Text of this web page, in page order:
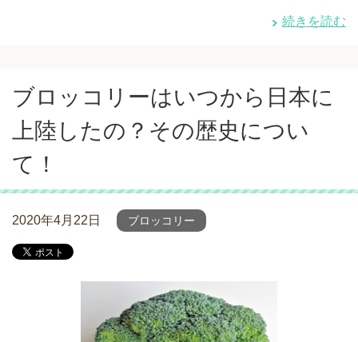
続きを読む
ブロッコリーはいつから日本に
上陸したの？その歴史につい
て！
2020年4月22日 ブロッコリー